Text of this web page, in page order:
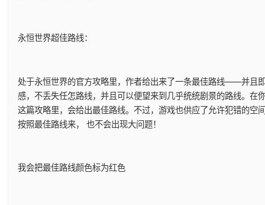
永恒世界超佳路线：
处于永恒世界的官方攻略里，作者给出来了一条最佳路线——并且
感，不丢失任怎路线，并且可以便望来到几乎统统剧景的路线。在
这篇攻略里，会给出最佳路线。不过，游戏也供应了允许犯错的空
按照最佳路线来， 也不会出现大问题！
我会把最佳路线颜色标为红色